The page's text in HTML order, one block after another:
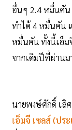
อื่นๆ 2.4 หมื่นคัน
ทำได้ 4 หมื่นคัน
หมื่นคัน ทั้งนี้เอ็ม
จากเดิมปีที่ผ่านม
นายพงษ์ศักดิ์ เลิ
เอ็มจี เซลส์ (ปร